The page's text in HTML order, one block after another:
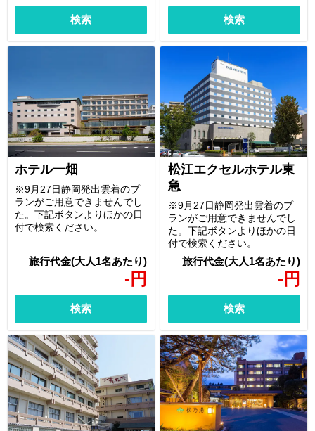
検索 検索
ホテル一畑
- 円
※9月27日静岡発出雲着のプ
ランがご用意できませんでし
た。下記ボタンよりほかの日
付で検索ください。
検索
松江エクセルホテル東
急
- 円
※9月27日静岡発出雲着のプ
ランがご用意できませんでし
た。下記ボタンよりほかの日
付で検索ください。
検索